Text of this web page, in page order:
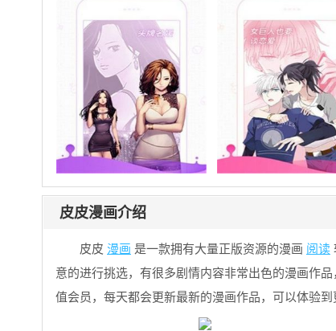
皮皮漫画介绍
皮皮 漫画 是一款拥有大量正版资源的漫画 阅读
意的进行挑选，有很多剧情内容非常出色的漫画作
值会员，每天都会更新最新的漫画作品，可以体验